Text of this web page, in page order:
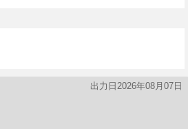
出力日2026年08月07日